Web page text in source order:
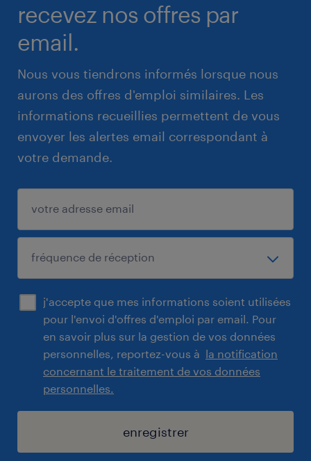
recevez nos offres par
email.
Nous vous tiendrons informés lorsque nous
aurons des offres d'emploi similaires. Les
informations recueillies permettent de vous
envoyer les alertes email correspondant à
votre demande.
j'accepte que mes informations soient utilisées
pour l'envoi d'offres d'emploi par email. Pour
en savoir plus sur la gestion de vos données
personnelles, reportez-vous à la notification
concernant le traitement de vos données
personnelles.
enregistrer